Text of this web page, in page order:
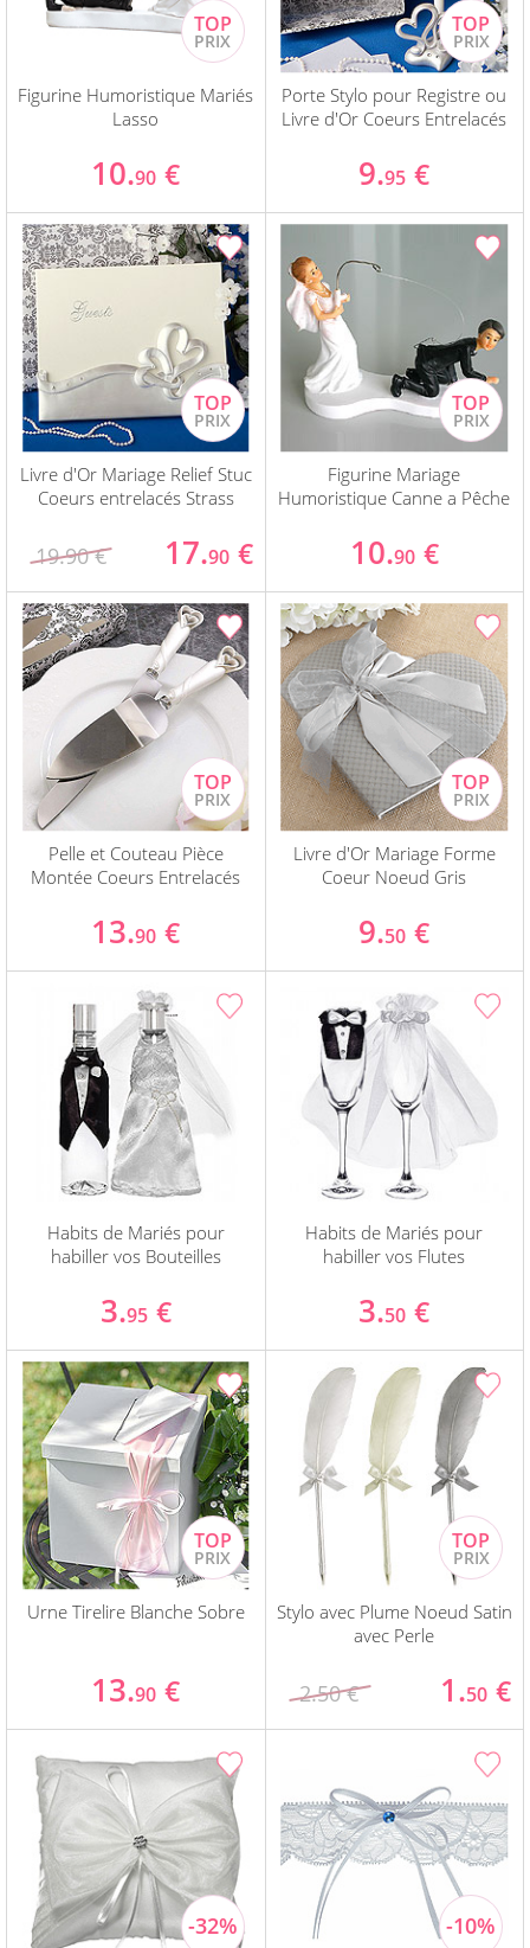
Figurine Humoristique Mariés
Lasso
10.90 €
Porte Stylo pour Registre ou
Livre d'Or Coeurs Entrelacés
9.95 €
Livre d'Or Mariage Relief Stuc
Coeurs entrelacés Strass
19.90 € 17.90 €
Figurine Mariage
Humoristique Canne a Pêche
10.90 €
Pelle et Couteau Pièce
Montée Coeurs Entrelacés
13.90 €
Livre d'Or Mariage Forme
Coeur Noeud Gris
9.50 €
Habits de Mariés pour
habiller vos Bouteilles
3.95 €
Habits de Mariés pour
habiller vos Flutes
3.50 €
Urne Tirelire Blanche Sobre
13.90 €
Stylo avec Plume Noeud Satin
avec Perle
2.50 € 1.50 €